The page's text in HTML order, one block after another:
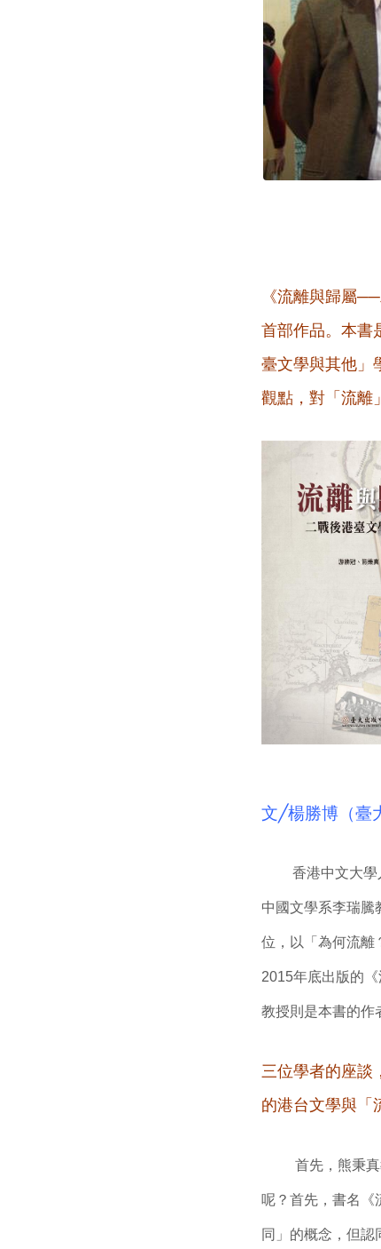
《流離與歸屬
首部作品。本書
臺文學與其他」
觀點，對「流離
文╱楊勝博（臺
香港中文大學
中國文學系李瑞騰
位，以「為何流離
2015年底出版的
教授則是本書的作
三位學者的座談
的港台文學與「
首先，熊秉
呢？首先，書名《
同」的概念，但